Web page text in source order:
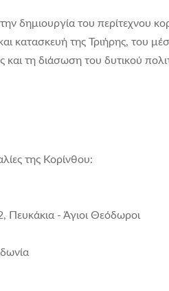
δημιουργία του περίτεχνου
κατασκευή της Τριήρης, του
τη διάσωση του δυτικού
της Κορίνθου:
Πευκάκια - Άγιοι Θεόδωροι